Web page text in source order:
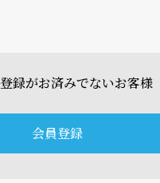
録がお済みでないお客様
会員登録